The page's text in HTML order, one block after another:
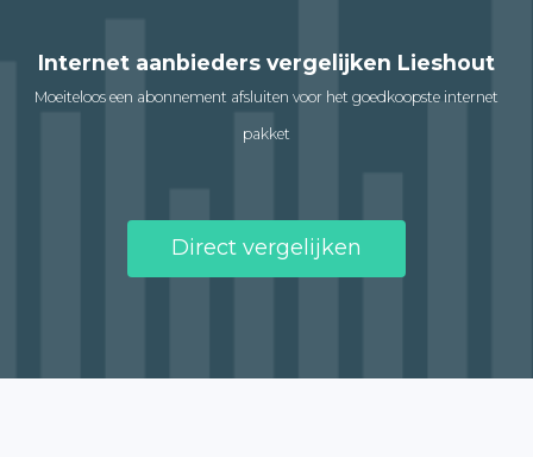
Internet aanbieders vergelijken Lieshout
Moeiteloos een abonnement afsluiten voor het goedkoopste internet
pakket
Direct vergelijken